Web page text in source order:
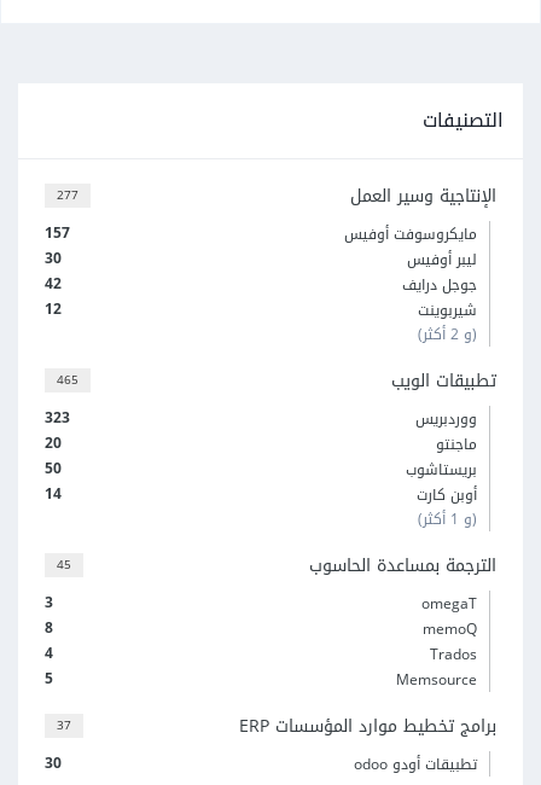
التصنيفات
277 الإنتاجية وسير العمل
157
مايكروسوفت أوفيس
30
ليبر أوفيس
42
جوجل درايف
12
شيربوينت
(و 2 أكثر)
465 تطبيقات الويب
323
ووردبريس
20
ماجنتو
50
بريستاشوب
14
أوبن كارت
(و 1 أكثر)
45 الترجمة بمساعدة الحاسوب
3
omegaT
8
memoQ
4
Trados
5
Memsource
37 برامج تخطيط موارد المؤسسات ERP
30 تطبيقات أودو odoo